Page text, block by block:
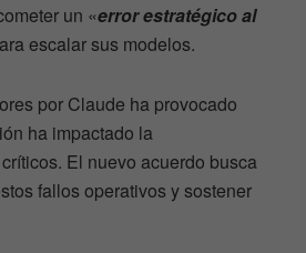
un «error estratégico al
escalar sus modelos.
por Claude ha provocado
ha impactado la
El nuevo acuerdo busca
fallos operativos y sostener